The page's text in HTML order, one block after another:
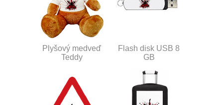
Plyšový medveď
Teddy
Flash disk USB 8
GB